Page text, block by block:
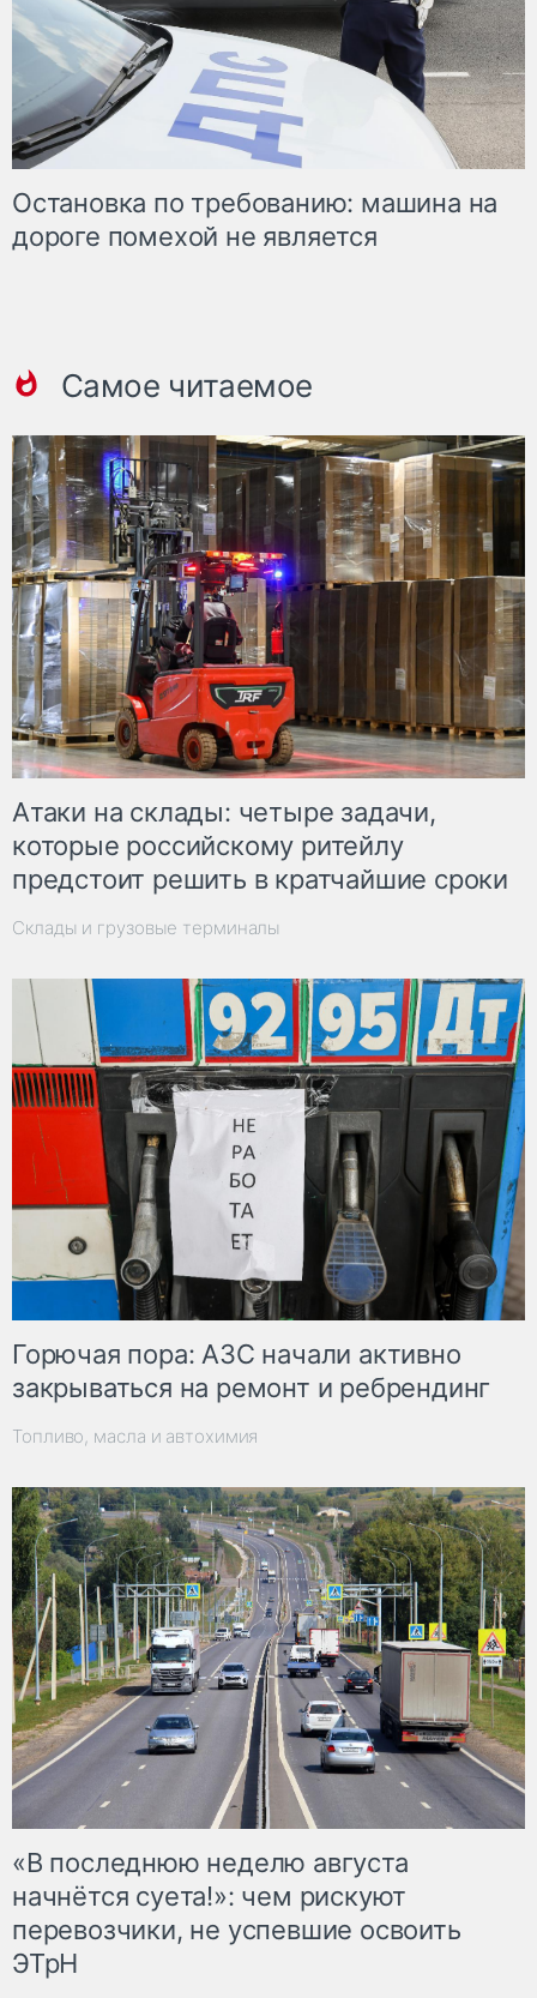
Остановка по требованию: машина на
дороге помехой не является
Самое читаемое
Атаки на склады: четыре задачи,
которые российскому ритейлу
предстоит решить в кратчайшие сроки
Склады и грузовые терминалы
Горючая пора: АЗС начали активно
закрываться на ремонт и ребрендинг
Топливо, масла и автохимия
«В последнюю неделю августа
начнётся суета!»: чем рискуют
перевозчики, не успевшие освоить
ЭТрН